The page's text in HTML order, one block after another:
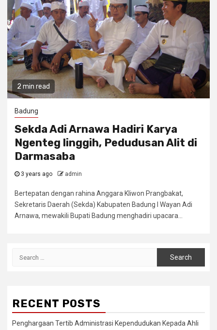
2 min read
Badung
Sekda Adi Arnawa Hadiri Karya
Ngenteg linggih, Pedudusan Alit di
Darmasaba
3 years ago admin
Bertepatan dengan rahina Anggara Kliwon Prangbakat,
Sekretaris Daerah (Sekda) Kabupaten Badung I Wayan Adi
Arnawa, mewakili Bupati Badung menghadiri upacara...
RECENT POSTS
Penghargaan Tertib Administrasi Kependudukan Kepada Ahli